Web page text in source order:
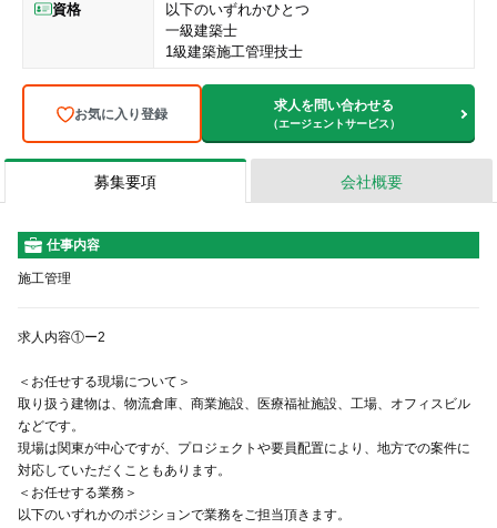
資格
以下のいずれかひとつ
一級建築士
1級建築施工管理技士
お気に入り登録
求人を問い合わせる
（エージェントサービス）
募集要項 会社概要
仕事内容
施工管理
求人内容①ー2
＜お任せする現場について＞
取り扱う建物は、物流倉庫、商業施設、医療福祉施設、工場、オフィスビル
などです。
現場は関東が中心ですが、プロジェクトや要員配置により、地方での案件に
対応していただくこともあります。
＜お任せする業務＞
以下のいずれかのポジションで業務をご担当頂きます。